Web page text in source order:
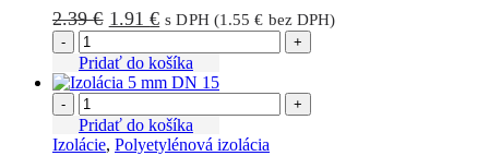
2.39€ Pôvodná
bola:
2.39 €.
1.91€Aktuálna
je:
1.91 €.
s DPH (1.55€ bez DPH)
- +
Pridať do košíka
- +
Pridať do košíka
Izolácie, Polyetylénová izolácia